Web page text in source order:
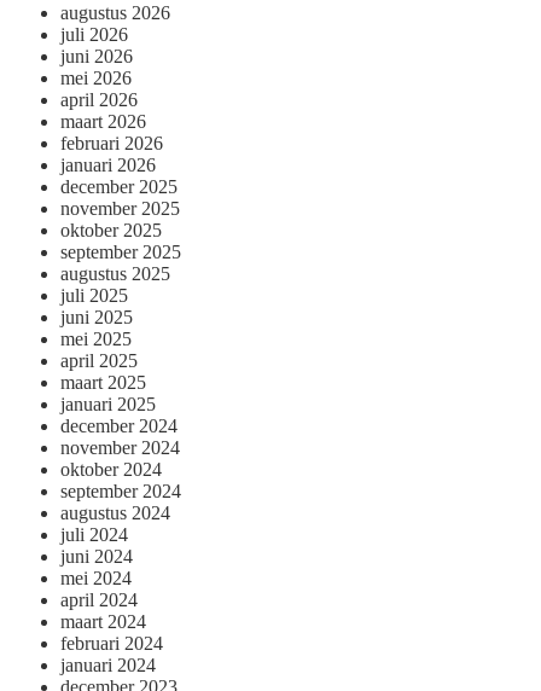
augustus 2026
juli 2026
juni 2026
mei 2026
april 2026
maart 2026
februari 2026
januari 2026
december 2025
november 2025
oktober 2025
september 2025
augustus 2025
juli 2025
juni 2025
mei 2025
april 2025
maart 2025
januari 2025
december 2024
november 2024
oktober 2024
september 2024
augustus 2024
juli 2024
juni 2024
mei 2024
april 2024
maart 2024
februari 2024
januari 2024
december 2023